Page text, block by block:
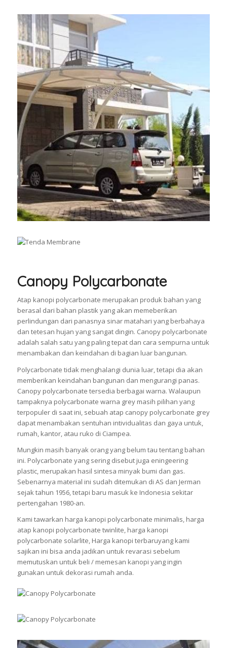
Canopy Polycarbonate
Atap kanopi polycarbonate merupakan produk bahan yang
berasal dari bahan plastik yang akan memeberikan
perlindungan dari panasnya sinar matahari yang berbahaya
dan tetesan hujan yang sangat dingin. Canopy polycarbonate
adalah salah satu yang paling tepat dan cara sempurna untuk
menambakan dan keindahan di bagian luar bangunan.
Polycarbonate tidak menghalangi dunia luar, tetapi dia akan
memberikan keindahan bangunan dan mengurangi panas.
Canopy polycarbonate tersedia berbagai warna. Walaupun
tampaknya polycarbonate warna grey masih pilihan yang
terpopuler di saat ini, sebuah atap canopy polycarbonate grey
dapat menambakan sentuhan intividualitas dan gaya untuk,
rumah, kantor, atau ruko di Ciampea.
Mungkin masih banyak orang yang belum tau tentang bahan
ini. Polycarbonate yang sering disebut juga eningeering
plastic, merupakan hasil sintesa minyak bumi dan gas.
Sebenarnya material ini sudah ditemukan di AS dan Jerman
sejak tahun 1956, tetapi baru masuk ke Indonesia sekitar
pertengahan 1980-an.
Kami tawarkan harga kanopi polycarbonate minimalis, harga
atap kanopi polycarbonate twinlite, harga kanopi
polycarbonate solarlite, Harga kanopi terbaruyang kami
sajikan ini bisa anda jadikan untuk revarasi sebelum
memutuskan untuk beli / memesan kanopi yang ingin
gunakan untuk dekorasi rumah anda.